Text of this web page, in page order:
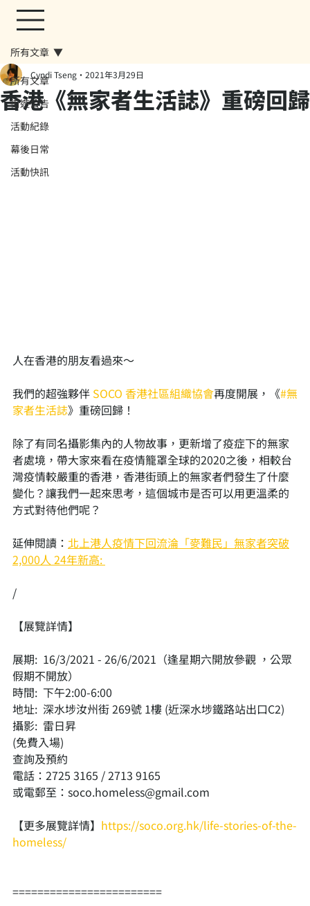
所有文章
街遊公告
活動紀錄
幕後日常
活動快訊
所有文章
香港《無家者生活誌》重磅回歸
Cyndi Tseng 2021年3月29日
人在香港的朋友看過來～​
我們的超強夥伴 SOCO 香港社區組織協會再度開展，《#無
家者生活誌》重磅回歸！​
除了有同名攝影集內的人物故事，更新增了疫症下的無家
者處境，帶大家來看在疫情籠罩全球的2020之後，相較台
灣疫情較嚴重的香港，香港街頭上的無家者們發生了什麼
變化？讓我們一起來思考，這個城市是否可以用更溫柔的
方式對待他們呢？​
延伸閱讀： 北上港人疫情下回流淪「麥難民」無家者突破
2,000人 24年新高:
/​
【展覽詳情】​
展期: ​ 16/3/2021 - 26/6/2021（逢星期六開放參觀 ，公眾
假期不開放）​
時間: ​ 下午2:00-6:00​
地址: ​ 深水埗汝州街 269號 1樓 (近深水埗鐵路站出口C2)​
攝影: ​ 雷日昇​
(免費入場)​
查詢及預約​
電話：2725 3165 / 2713 9165 ​
或電郵至：soco.homeless@gmail.com​
【更多展覽詳情】 https://soco.org.hk/life-stories-of-the-
homeless/​
========================​